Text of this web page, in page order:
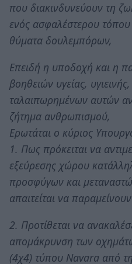
που διακινδυνεύουν τη
ενός ασφαλέστερου
θύματα δουλεμπόρων,
Επειδή η υποδοχή και η
βοηθειών υγείας,
ταλαιπωρημένων αυτών
ζήτημα ανθρωπισμού,
Ερωτάται ο κύριος
1. Πως πρόκειται να
εξεύρεσης χώρου
προσφύγων και
απαιτείται να
2. Προτίθεται να
απομάκρυνση των
(4χ4) τύπου Navara από